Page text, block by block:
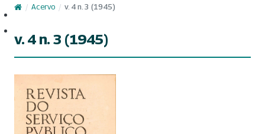
/ Acervo / v. 4 n. 3 (1945)
v. 4 n. 3 (1945)